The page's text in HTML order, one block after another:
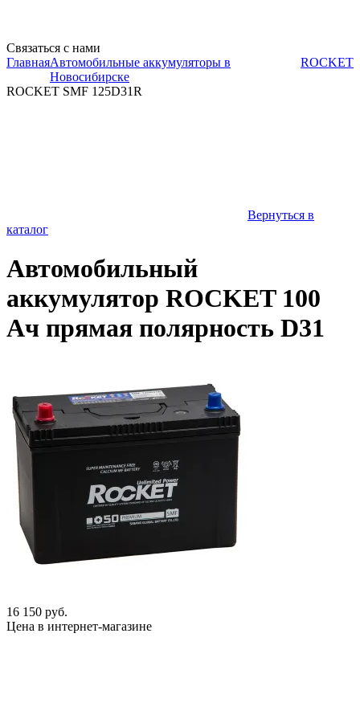
Связаться с нами
ГлавнаяАвтомобильные аккумуляторы в
Новосибирске
ROCKET
ROCKET SMF 125D31R
Вернуться в
каталог
Автомобильный
аккумулятор ROCKET 100
Ач прямая полярность D31
16 150 руб.
Цена в интернет-магазине